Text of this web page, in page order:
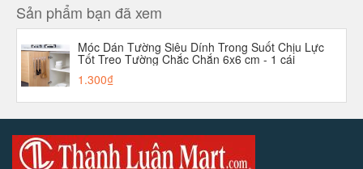
Sản phẩm bạn đã xem
Móc Dán Tường Siêu Dính Trong Suốt Chịu Lực
Tốt Treo Tường Chắc Chắn 6x6 cm - 1 cái
1.300₫